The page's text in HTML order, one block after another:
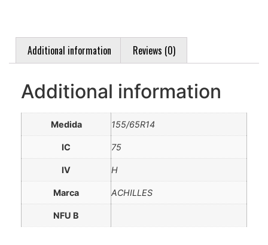
Additional information Reviews (0)
Additional information
Medida 155/65R14
IC 75
IV H
Marca ACHILLES
NFU B